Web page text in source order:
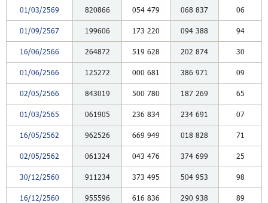
01/03/2569 820866 054 479 068 837 06
01/09/2567 199606 173 220 094 388 94
16/06/2566 264872 519 628 202 874 30
01/06/2566 125272 000 681 386 971 09
02/05/2566 843019 500 780 187 269 65
01/03/2565 061905 236 834 234 691 07
16/05/2562 962526 669 949 018 828 71
02/05/2562 061324 043 476 374 699 25
30/12/2560 911234 373 495 504 953 98
16/12/2560 955596 616 836 290 938 89